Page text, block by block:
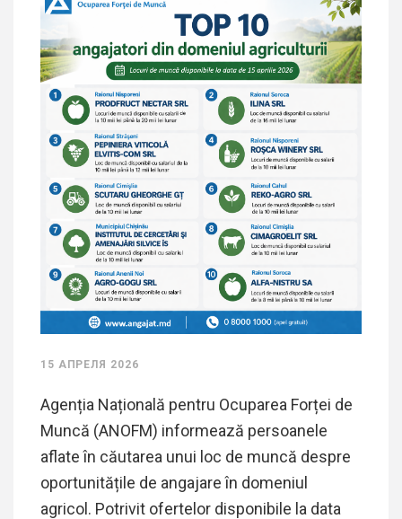
15 АПРЕЛЯ 2026
Agenția Națională pentru Ocuparea Forței de
Muncă (ANOFM) informează persoanele
aflate în căutarea unui loc de muncă despre
oportunitățile de angajare în domeniul
agricol. Potrivit ofertelor disponibile la data